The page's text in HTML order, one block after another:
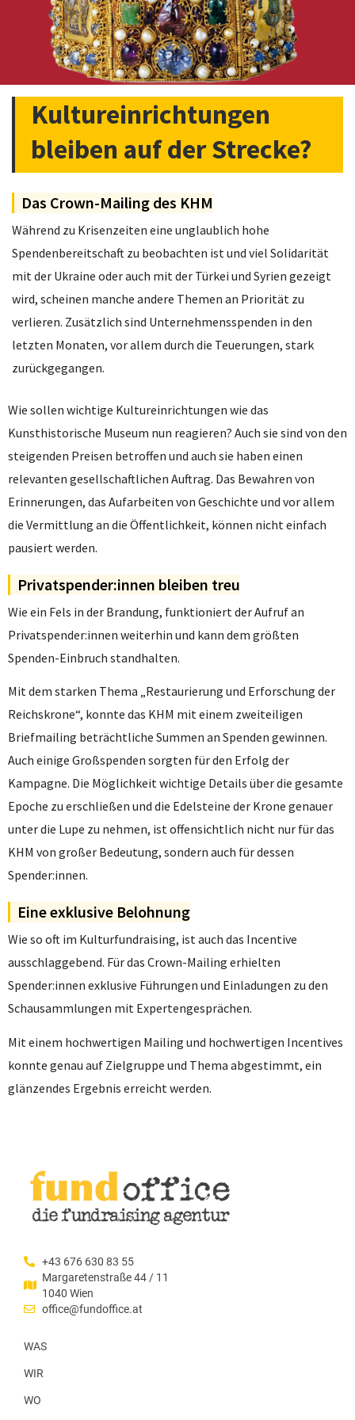
Kultureinrichtungen
bleiben auf der Strecke?
Das Crown-Mailing des KHM
Während zu Krisenzeiten eine unglaublich hohe
Spendenbereitschaft zu beobachten ist und viel Solidarität
mit der Ukraine oder auch mit der Türkei und Syrien gezeigt
wird, scheinen manche andere Themen an Priorität zu
verlieren. Zusätzlich sind Unternehmensspenden in den
letzten Monaten, vor allem durch die Teuerungen, stark
zurückgegangen.
Wie sollen wichtige Kultureinrichtungen wie das
Kunsthistorische Museum nun reagieren? Auch sie sind von den
steigenden Preisen betroffen und auch sie haben einen
relevanten gesellschaftlichen Auftrag. Das Bewahren von
Erinnerungen, das Aufarbeiten von Geschichte und vor allem
die Vermittlung an die Öffentlichkeit, können nicht einfach
pausiert werden.
Privatspender:innen bleiben treu
Wie ein Fels in der Brandung, funktioniert der Aufruf an
Privatspender:innen weiterhin und kann dem größten
Spenden-Einbruch standhalten.
Mit dem starken Thema „Restaurierung und Erforschung der
Reichskrone“, konnte das KHM mit einem zweiteiligen
Briefmailing beträchtliche Summen an Spenden gewinnen.
Auch einige Großspenden sorgten für den Erfolg der
Kampagne. Die Möglichkeit wichtige Details über die gesamte
Epoche zu erschließen und die Edelsteine der Krone genauer
unter die Lupe zu nehmen, ist offensichtlich nicht nur für das
KHM von großer Bedeutung, sondern auch für dessen
Spender:innen.
Eine exklusive Belohnung
Wie so oft im Kulturfundraising, ist auch das Incentive
ausschlaggebend. Für das Crown-Mailing erhielten
Spender:innen exklusive Führungen und Einladungen zu den
Schausammlungen mit Expertengesprächen.
Mit einem hochwertigen Mailing und hochwertigen Incentives
konnte genau auf Zielgruppe und Thema abgestimmt, ein
glänzendes Ergebnis erreicht werden.
+43 676 630 83 55
Margaretenstraße 44 / 11
1040 Wien
office@fundoffice.at
WAS
WIR
WO